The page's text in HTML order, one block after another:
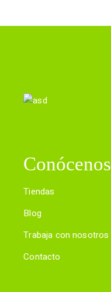
Conócenos
Tiendas
Blog
Trabaja con nosotros
Contacto